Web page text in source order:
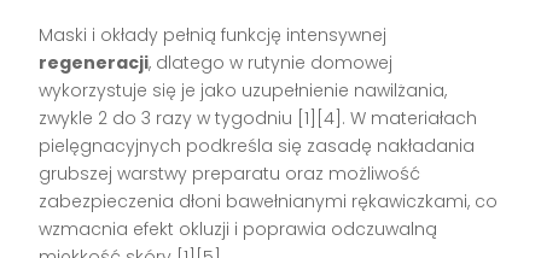
Maski i okłady pełnią funkcję intensywnej
regeneracji, dlatego w rutynie domowej
wykorzystuje się je jako uzupełnienie nawilżania,
zwykle 2 do 3 razy w tygodniu [1][4]. W materiałach
pielęgnacyjnych podkreśla się zasadę nakładania
grubszej warstwy preparatu oraz możliwość
zabezpieczenia dłoni bawełnianymi rękawiczkami, co
wzmacnia efekt okluzji i poprawia odczuwalną